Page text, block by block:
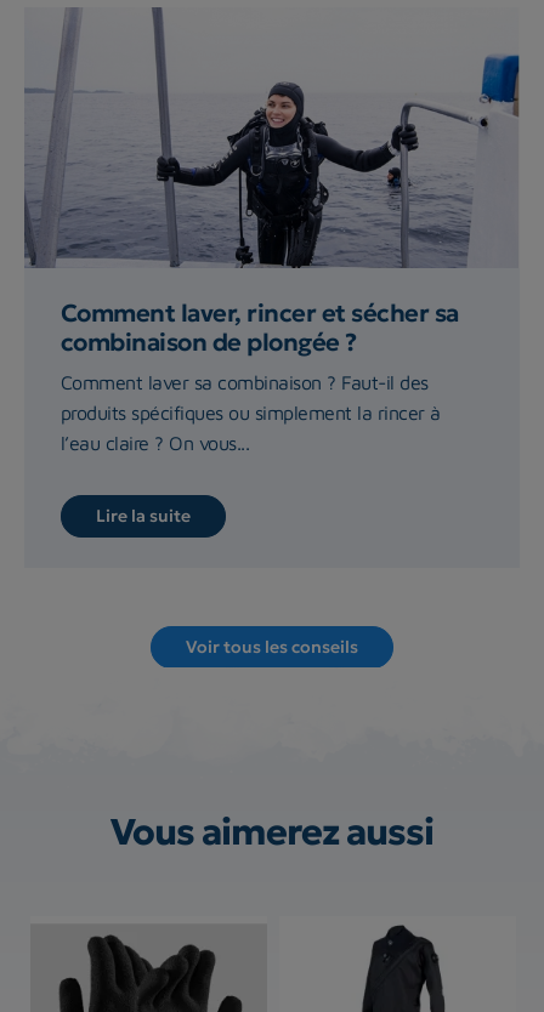
Comment laver, rincer et sécher sa
combinaison de plongée ?
Comment laver sa combinaison ? Faut-il des
produits spécifiques ou simplement la rincer à
l’eau claire ? On vous...
Lire la suite
Voir tous les conseils
Vous aimerez aussi